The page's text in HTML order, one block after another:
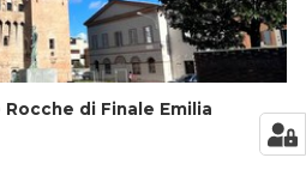
di Finale Emilia